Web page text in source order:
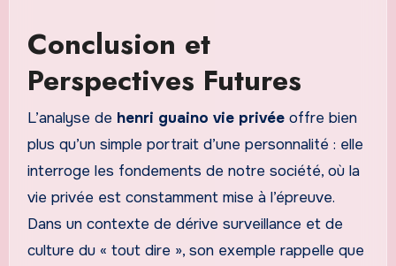
Conclusion et
Perspectives Futures
L’analyse de henri guaino vie privéeoffre bien
plus qu’un simple portrait d’une personnalité : elle
interroge les fondements de notre société, où la
vie privée est constamment mise à l’épreuve.
Dans un contexte de dérive surveillance et de
culture du « tout dire », son exemple rappelle que